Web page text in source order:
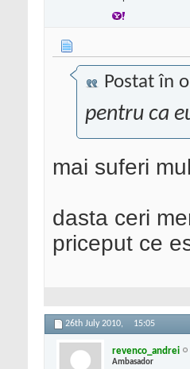
Postat în
pentru ca
mai suferi
dasta ceri
priceput ce
26th July 2010, 15:05
revenco_andrei
Ambasador